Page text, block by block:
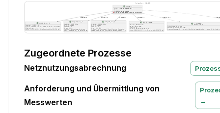
Zugeordnete Prozesse
Netznutzungsabrechnung
Anforderung und Übermittlung von
Messwerten
→